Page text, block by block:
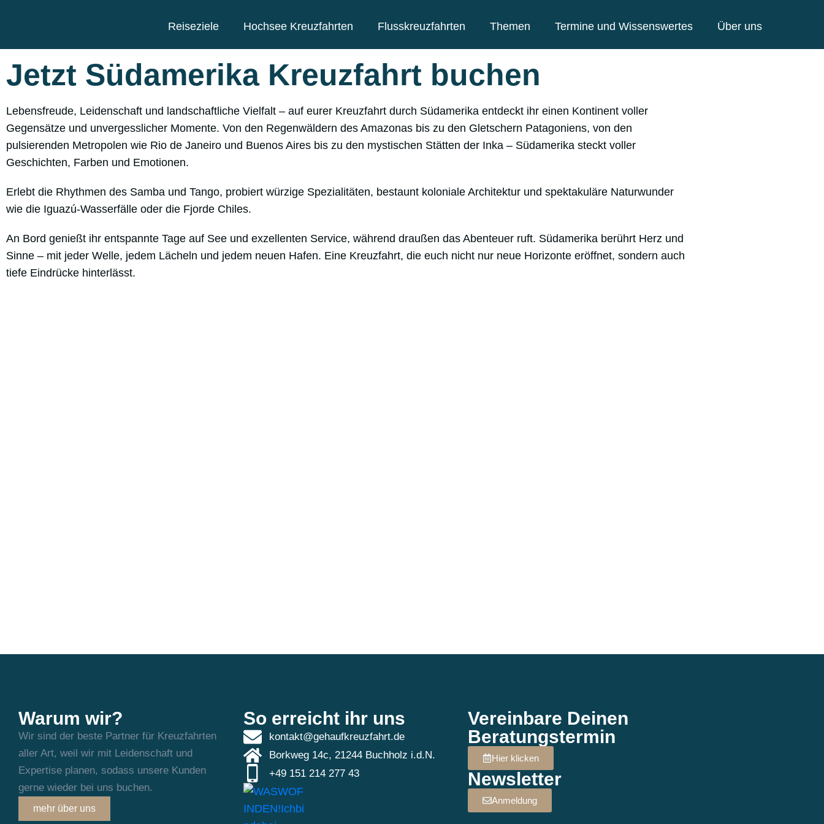
Reiseziele Hochsee Kreuzfahrten Flusskreuzfahrten Themen Termine und Wissenswertes Über uns
Jetzt Südamerika Kreuzfahrt buchen
Lebensfreude, Leidenschaft und landschaftliche Vielfalt – auf eurer Kreuzfahrt durch Südamerika entdeckt ihr einen Kontinent voller
Gegensätze und unvergesslicher Momente. Von den Regenwäldern des Amazonas bis zu den Gletschern Patagoniens, von den
pulsierenden Metropolen wie Rio de Janeiro und Buenos Aires bis zu den mystischen Stätten der Inka – Südamerika steckt voller
Geschichten, Farben und Emotionen.
Erlebt die Rhythmen des Samba und Tango, probiert würzige Spezialitäten, bestaunt koloniale Architektur und spektakuläre Naturwunder
wie die Iguazú-Wasserfälle oder die Fjorde Chiles.
An Bord genießt ihr entspannte Tage auf See und exzellenten Service, während draußen das Abenteuer ruft. Südamerika berührt Herz und
Sinne – mit jeder Welle, jedem Lächeln und jedem neuen Hafen. Eine Kreuzfahrt, die euch nicht nur neue Horizonte eröffnet, sondern auch
tiefe Eindrücke hinterlässt.
Warum wir?
Wir sind der beste Partner für Kreuzfahrten
aller Art, weil wir mit Leidenschaft und
Expertise planen, sodass unsere Kunden
gerne wieder bei uns buchen.
mehr über uns
So erreicht ihr uns
kontakt@gehaufkreuzfahrt.de
Borkweg 14c, 21244 Buchholz i.d.N.
+49 151 214 277 43
Vereinbare Deinen
Beratungstermin
Hier klicken
Newsletter
Anmeldung